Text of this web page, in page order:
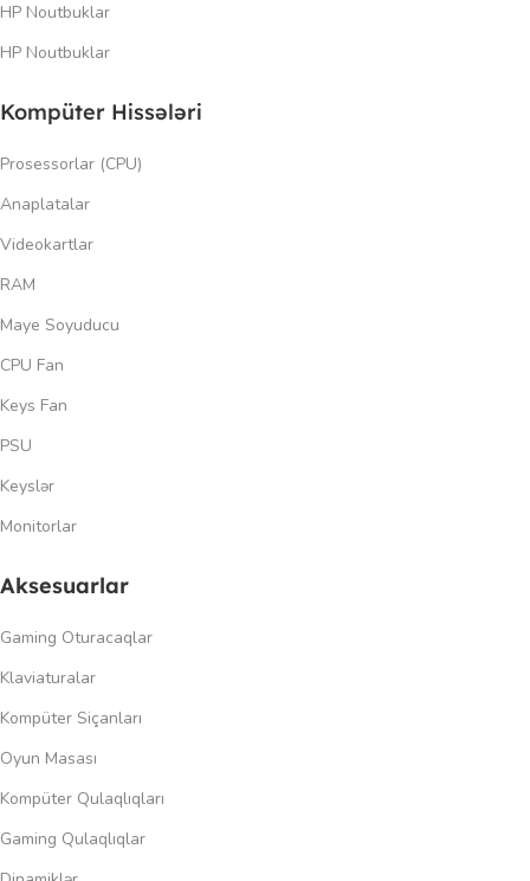
HP Noutbuklar
HP Noutbuklar
Kompüter Hissələri
Prosessorlar (CPU)
Anaplatalar
Videokartlar
RAM
Maye Soyuducu
CPU Fan
Keys Fan
PSU
Keyslər
Monitorlar
Aksesuarlar
Gaming Oturacaqlar
Klaviaturalar
Kompüter Siçanları
Oyun Masası
Kompüter Qulaqlıqları
Gaming Qulaqlıqlar